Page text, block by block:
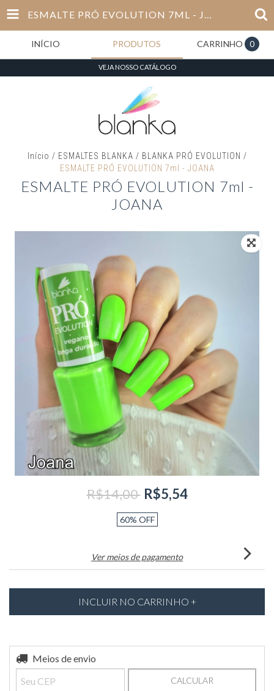
ESMALTE PRÓ EVOLUTION 7ML - JOANA
INÍCIO PRODUTOS CARRINHO 0
VEJA NOSSO CATÁLOGO
Início / ESMALTES BLANKA / BLANKA PRÓ EVOLUTION /
ESMALTE PRÓ EVOLUTION 7ml - JOANA
ESMALTE PRÓ EVOLUTION 7ml -
JOANA
R$14,00 R$5,54
60% OFF
Ver meios de pagamento
Entregas para o CEP:
Meios de envio
CALCULAR